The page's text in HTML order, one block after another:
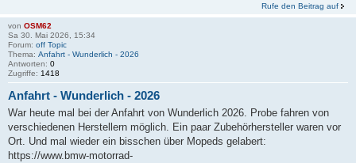
Rufe den Beitrag auf
von OSM62
Sa 30. Mai 2026, 15:34
Forum: off Topic
Thema: Anfahrt - Wunderlich - 2026
Antworten: 0
Zugriffe: 1418
Anfahrt - Wunderlich - 2026
War heute mal bei der Anfahrt von Wunderlich 2026. Probe fahren von
verschiedenen Herstellern möglich. Ein paar Zubehörhersteller waren vor
Ort. Und mal wieder ein bisschen über Mopeds gelabert:
https://www.bmw-motorrad-